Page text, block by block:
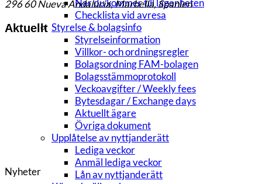
När du kommer till lägenheten
Checklista vid avresa
Styrelse & bolagsinfo
Styrelseinformation
Villkor- och ordningsregler
Bolagsordning FAM-bolagen
Bolagsstämmoprotokoll
Veckoavgifter / Weekly fees
Bytesdagar / Exchange days
Aktuellt ägare
Övriga dokument
Upplåtelse av nyttjanderätt
Lediga veckor
Anmäl lediga veckor
Lån av nyttjanderätt
296 60 Nueva Andalucia, Marbella, Spanien
Aktuellt
Nyheter